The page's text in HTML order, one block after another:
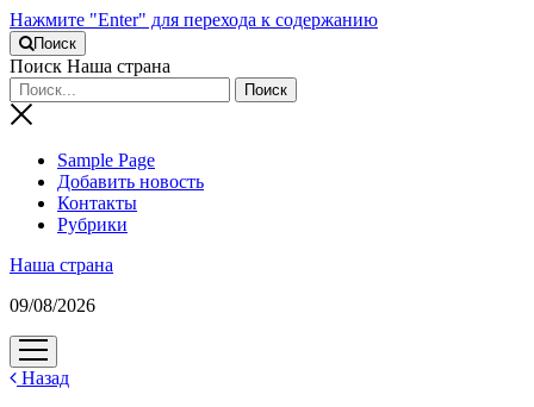
Нажмите "Enter" для перехода к содержанию
Поиск
Поиск Наша страна
Sample Page
Добавить новость
Контакты
Рубрики
Наша страна
09/08/2026
открыть
меню
Назад